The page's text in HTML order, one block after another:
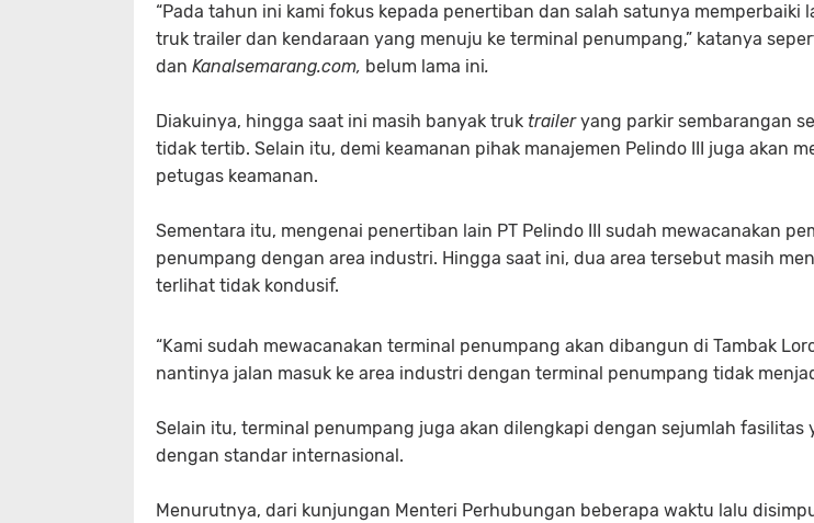
“Pada tahun ini kami fokus kepada penertiban dan salah satunya memperbaiki
truk trailer dan kendaraan yang menuju ke terminal penumpang,” katanya
dan Kanalsemarang.com, belum lama ini.
Diakuinya, hingga saat ini masih banyak truk traileryang parkir sembarangan
tidak tertib. Selain itu, demi keamanan pihak manajemen Pelindo III juga akan
petugas keamanan.
Sementara itu, mengenai penertiban lain PT Pelindo III sudah mewacanakan
penumpang dengan area industri. Hingga saat ini, dua area tersebut masih
terlihat tidak kondusif.
“Kami sudah mewacanakan terminal penumpang akan dibangun di Tambak
nantinya jalan masuk ke area industri dengan terminal penumpang tidak
Selain itu, terminal penumpang juga akan dilengkapi dengan sejumlah fasilitas
dengan standar internasional.
Menurutnya, dari kunjungan Menteri Perhubungan beberapa waktu lalu